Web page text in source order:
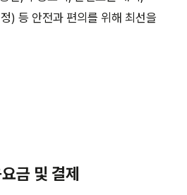
) 등 안전과 편의를 위해 최선을
금 및 결제